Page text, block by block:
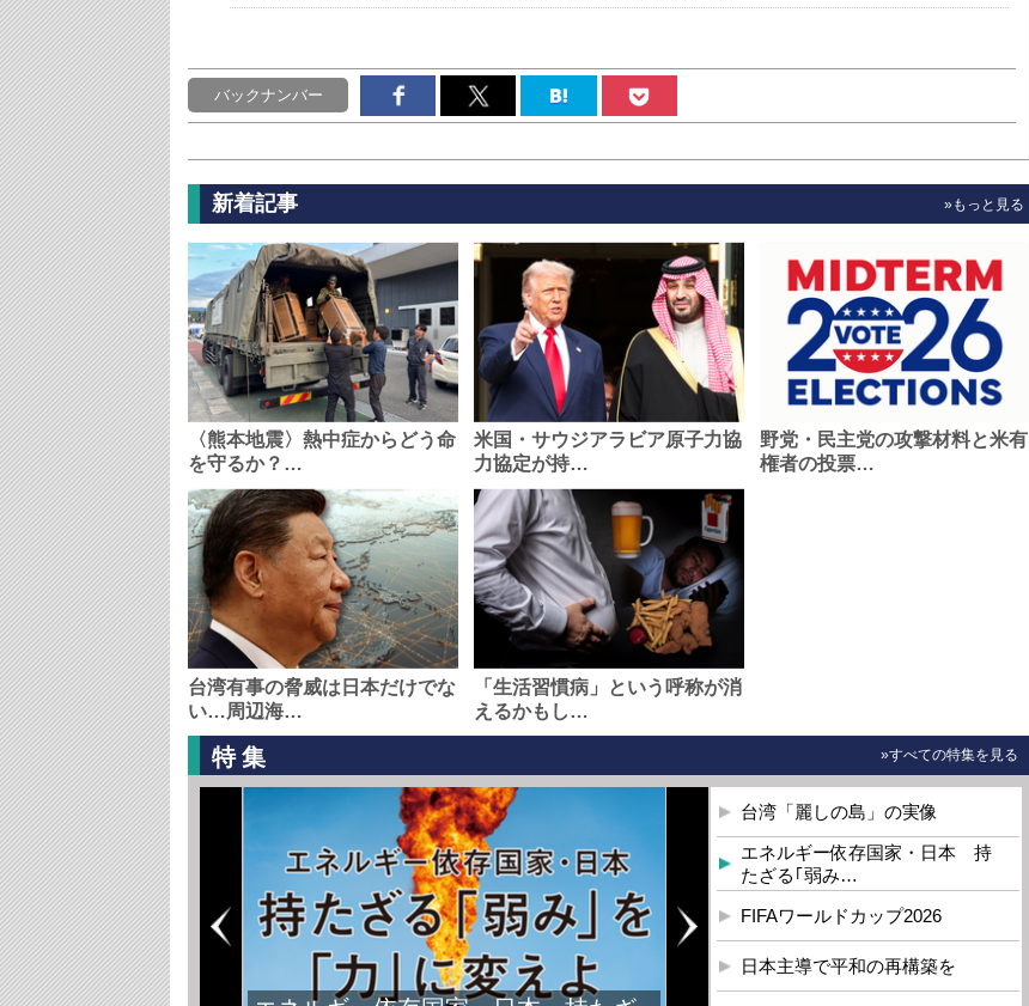
バックナンバー
新着記事 »もっと見る
〈熊本地震〉熱中症からどう命
を守るか？…
米国・サウジアラビア原子力協
力協定が持…
野党・民主党の攻撃材料と米有
権者の投票…
台湾有事の脅威は日本だけでな
い…周辺海…
「生活習慣病」という呼称が消
えるかもし…
特集 »すべての特集を見る
台湾「麗しの島」の実像
エネルギー依存国家・日本 持
たざる｢弱み…
FIFAワールドカップ2026
日本主導で平和の再構築を